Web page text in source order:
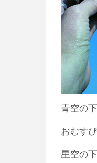
青空の
おむす
星空の